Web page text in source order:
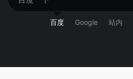
百度 Google 站内